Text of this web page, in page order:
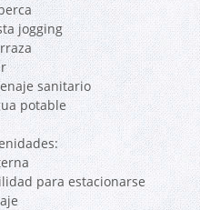
jogging
sanitario
potable
para estacionarse